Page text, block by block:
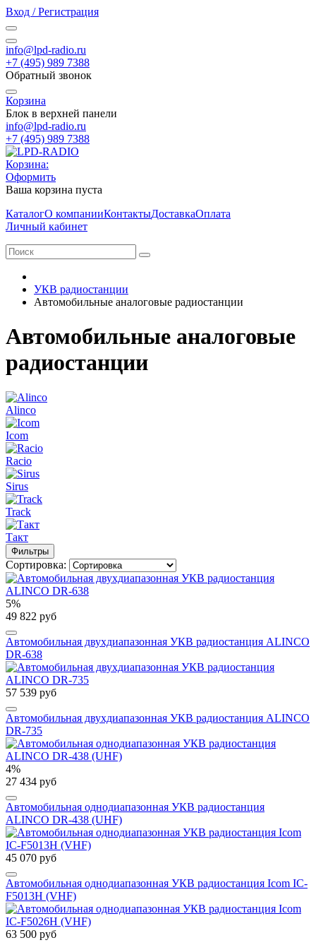
Вход / Регистрация
info@lpd-radio.ru
+7 (495) 989 7388
Обратный звонок
Корзина
Блок в верхней панели
info@lpd-radio.ru
+7 (495) 989 7388
Корзина:
Оформить
Ваша корзина пуста
КаталогО компанииКонтактыДоставкаОплата
Личный кабинет
УКВ радиостанции
Автомобильные аналоговые радиостанции
Автомобильные аналоговые
радиостанции
Alinco
Icom
Racio
Sirus
Track
Такт
Фильтры
Сортировка:
5%
49 822 руб
Автомобильная двухдиапазонная УКВ радиостанция ALINCO
DR-638
57 539 руб
Автомобильная двухдиапазонная УКВ радиостанция ALINCO
DR-735
4%
27 434 руб
Автомобильная однодиапазонная УКВ радиостанция
ALINCO DR-438 (UHF)
45 070 руб
Автомобильная однодиапазонная УКВ радиостанция Icom IC-
F5013H (VHF)
63 500 руб